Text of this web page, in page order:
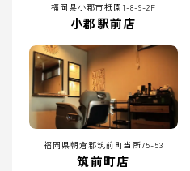
福岡県小郡市祇園1-8-9-2F
小郡駅前店
福岡県朝倉郡筑前町当所75-53
筑前町店